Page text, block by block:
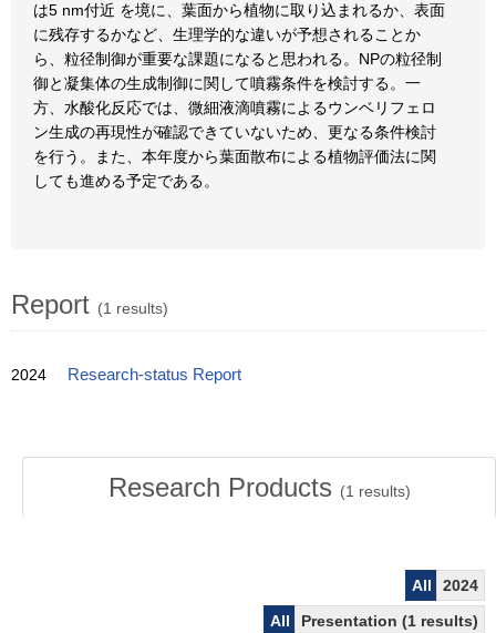
は5 nm付近 を境に、葉面から植物に取り込まれるか、表面
に残存するかなど、生理学的な違いが予想されることか
ら、粒径制御が重要な課題になると思われる。NPの粒径制
御と凝集体の生成制御に関して噴霧条件を検討する。一
方、水酸化反応では、微細液滴噴霧によるウンベリフェロ
ン生成の再現性が確認できていないため、更なる条件検討
を行う。また、本年度から葉面散布による植物評価法に関
しても進める予定である。
Report (1 results)
2024 Research-status Report
Research Products (1 results)
All
2024
All
Presentation (1 results)